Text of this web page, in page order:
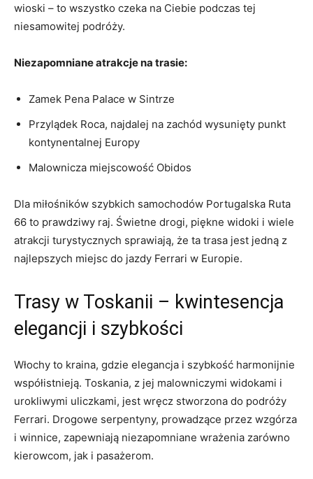
wioski – ⁢to wszystko czeka na​ Ciebie podczas tej
‌niesamowitej podróży.
Niezapomniane​ atrakcje na trasie:
Zamek Pena Palace⁢ w Sintrze
Przylądek Roca, najdalej na zachód wysunięty punkt
kontynentalnej Europy
Malownicza ⁢miejscowość Obidos
Dla‌ miłośników szybkich⁢ samochodów Portugalska Ruta
66 to prawdziwy raj. Świetne drogi, ​piękne widoki i ⁤wiele‌
atrakcji ⁤turystycznych ⁣sprawiają, że ta trasa jest jedną ⁤z
najlepszych miejsc do jazdy Ferrari w Europie.
Trasy w Toskanii – kwintesencja
elegancji i szybkości
Włochy to ‍kraina,⁢ gdzie elegancja ⁢i szybkość‌ harmonijnie
współistnieją. ⁤Toskania,​ z jej ⁣malowniczymi widokami i
‌urokliwymi uliczkami,‌ jest wręcz​ stworzona​ do podróży
Ferrari. Drogowe serpentyny, prowadzące przez wzgórza
i winnice, zapewniają ‍niezapomniane ​wrażenia zarówno
kierowcom, jak​ i pasażerom.